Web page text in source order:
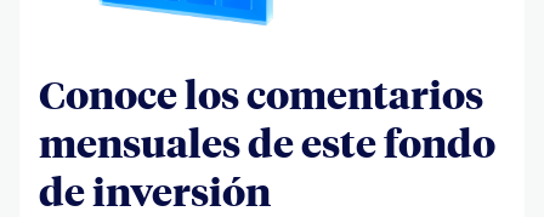
Conoce los comentarios
mensuales de este fondo
de inversión